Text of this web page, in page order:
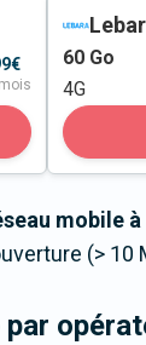
60 Go
4G
mobile à
(> 10